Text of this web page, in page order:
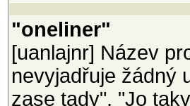
"oneliner"
[uanlajnr] Název
nevyjadřuje žádný
zase tady", "Jo